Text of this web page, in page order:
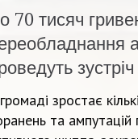
70 тисяч
зростає
та ампутацій